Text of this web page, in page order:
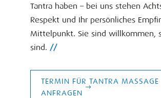
Tantra haben – bei uns stehen
Respekt und Ihr persönliches
Mittelpunkt. Sie sind willkommen,
sind. //
TERMIN FÜR TANTRA MASSAGE
ANFRAGEN